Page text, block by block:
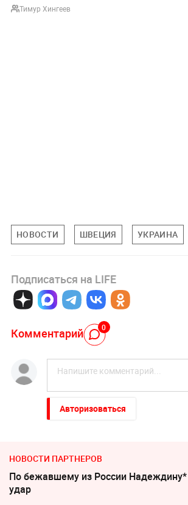
Тимур Хингеев
НОВОСТИ ШВЕЦИЯ УКРАИНА
Подписаться на LIFE
Комментарий 0
Авторизоваться
НОВОСТИ ПАРТНЕРОВ
По бежавшему из России
удар